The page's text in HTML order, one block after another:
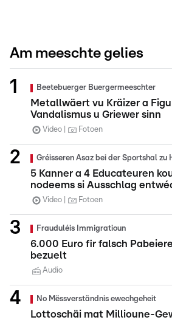
Am meeschte gelies
Beetebuerger Buergermeeschter
Metallwäert vu Kräizer a
Vandalismus u Griewer sinn
Video Fotoen
Gréisseren Asaz bei der Sportshal zu
5 Kanner a 4 Educateuren
nodeems si Ausschlag
Video Fotoen
Frauduléis Immigratioun
6.000 Euro fir falsch
bezuelt
Audio
No Mëssverständnis ewechgeheit
Lottoschäi mat Millioune-